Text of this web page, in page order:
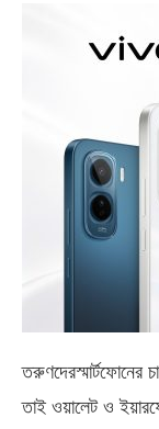
তরুণদেরস্মার্টফোনের
তাই ওয়ালেট ও